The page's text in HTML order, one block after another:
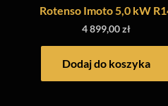
Rotenso Imoto 5,0 kW
4 899,00zł
Dodaj do koszyka